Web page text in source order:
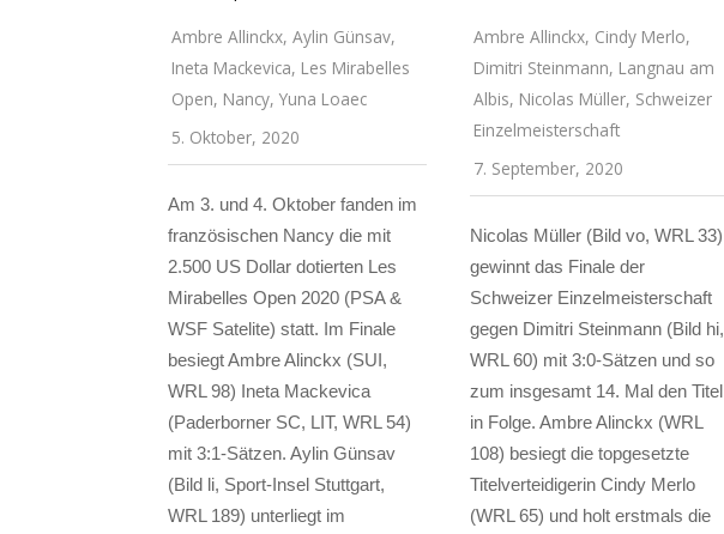
Ambre Allinckx, Aylin Günsav,
Ineta Mackevica, Les Mirabelles
Open, Nancy, Yuna Loaec
5. Oktober, 2020
Am 3. und 4. Oktober fanden im
französischen Nancy die mit
2.500 US Dollar dotierten Les
Mirabelles Open 2020 (PSA &
WSF Satelite) statt. Im Finale
besiegt Ambre Alinckx (SUI,
WRL 98) Ineta Mackevica
(Paderborner SC, LIT, WRL 54)
mit 3:1-Sätzen. Aylin Günsav
(Bild li, Sport-Insel Stuttgart,
WRL 189) unterliegt im
Ambre Allinckx, Cindy Merlo,
Dimitri Steinmann, Langnau am
Albis, Nicolas Müller, Schweizer
Einzelmeisterschaft
7. September, 2020
Nicolas Müller (Bild vo, WRL 33)
gewinnt das Finale der
Schweizer Einzelmeisterschaft
gegen Dimitri Steinmann (Bild hi,
WRL 60) mit 3:0-Sätzen und so
zum insgesamt 14. Mal den Titel
in Folge. Ambre Alinckx (WRL
108) besiegt die topgesetzte
Titelverteidigerin Cindy Merlo
(WRL 65) und holt erstmals die